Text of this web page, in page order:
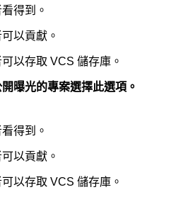
得到。
以貢獻。
以存取 VCS 儲存庫。
曝光的專案選擇此選項。
得到。
以貢獻。
以存取 VCS 儲存庫。